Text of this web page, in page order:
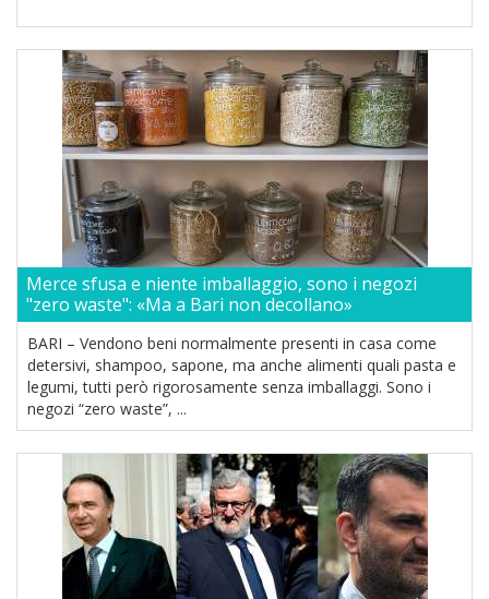
Merce sfusa e niente imballaggio, sono i negozi
"zero waste": «Ma a Bari non decollano»
BARI – Vendono beni normalmente presenti in casa come
detersivi, shampoo, sapone, ma anche alimenti quali pasta e
legumi, tutti però rigorosamente senza imballaggi. Sono i
negozi “zero waste”, ...